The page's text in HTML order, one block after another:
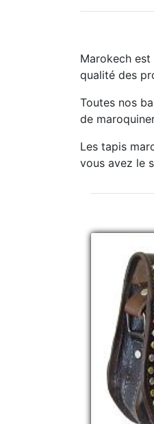
Marokech
qualité des
Toutes nos
de
Les tapis
vous avez le